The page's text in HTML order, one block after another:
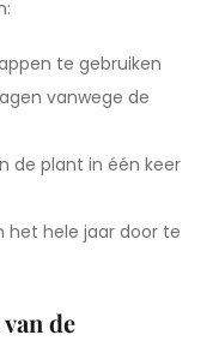
te gebruiken
vanwege de
de plant in één keer
het hele jaar door te
de